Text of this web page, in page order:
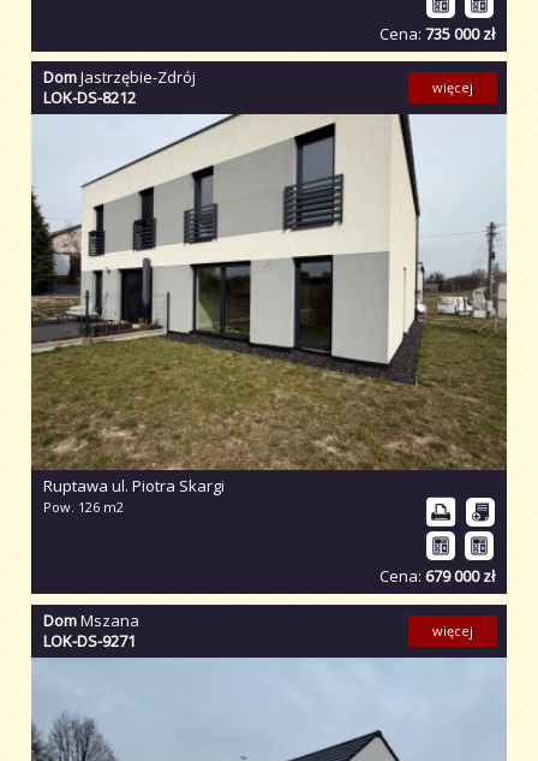
Cena: 735 000 zł
DomJastrzębie-Zdrój
LOK-DS-8212
Ruptawa ul. Piotra Skargi
Pow. 126 m2
Cena: 679 000 zł
więcej
DomMszana
LOK-DS-9271
więcej